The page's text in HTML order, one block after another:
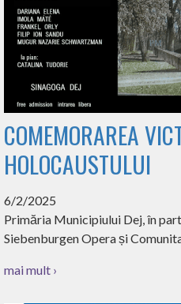
COMEMORAREA
HOLOCAUSTULUI
6/2/2025
Primăria Municipiului Dej, în
Siebenburgen Opera și
mai mult ›